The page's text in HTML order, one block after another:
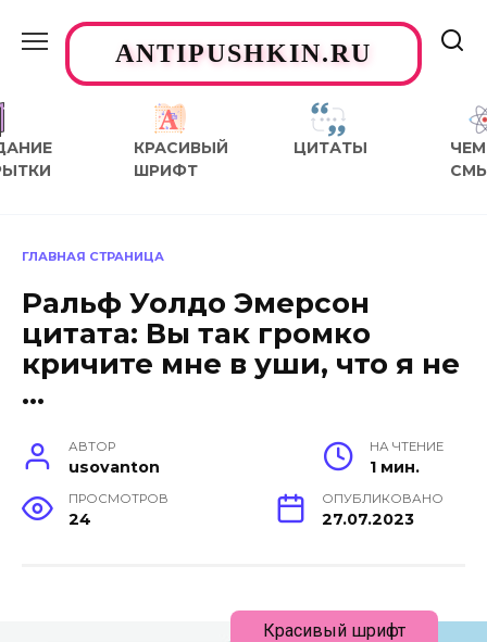
содержаниюANTIPUSHKIN.RU
КРАСИВЫЙ
ШРИФТ
ЦИТАТЫ
ЧЕМ
ГЛАВНАЯ СТРАНИЦА
Ральф Уолдо Эмерсон
цитата: Вы так громко
кричите мне в уши, что я не
…
АВТОР
usovanton
НА ЧТЕНИЕ
1 мин.
ПРОСМОТРОВ
24
ОПУБЛИКОВАНО
27.07.2023
Красивый шрифт